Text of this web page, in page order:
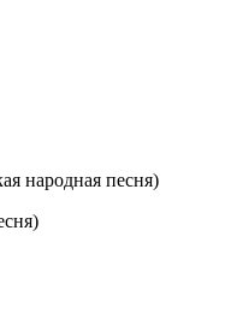
народная песня)